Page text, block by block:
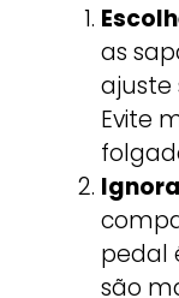
as
ajuste
Evite
pedal
são